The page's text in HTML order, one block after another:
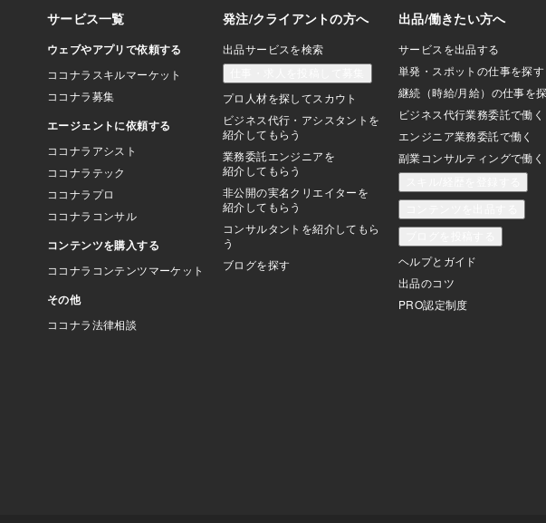
くある。けれど最近はめんどくさいので
レイキに任せている。こんなところでも
レイキは活躍してくれます。まずはイラ
イラしている自分に『ライタニアンレイ
キ』と思うだ